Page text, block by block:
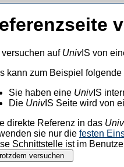
versuchen auf UnivIS von
kann zum Beispiel folgende
Sie haben eine UnivIS
Die UnivIS Seite wird von
direkte Referenz in das Univ
sie nur die festen
Schnittstelle ist im